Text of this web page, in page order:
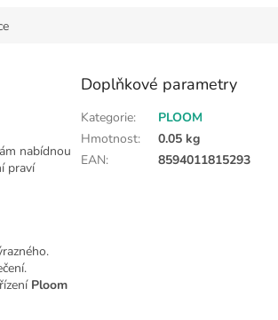
nabídnou
praví
Ploom
Doplňkové parametry
Kategorie:
PLOOM
Hmotnost:
0.05 kg
EAN: 8594011815293